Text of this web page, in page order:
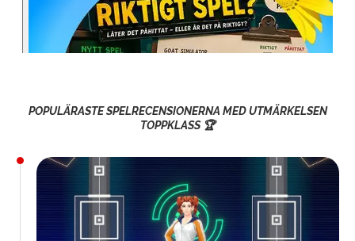
POPULÄRASTE SPELRECENSIONERNA MED UTMÄRKELSEN
TOPPKLASS 🏆